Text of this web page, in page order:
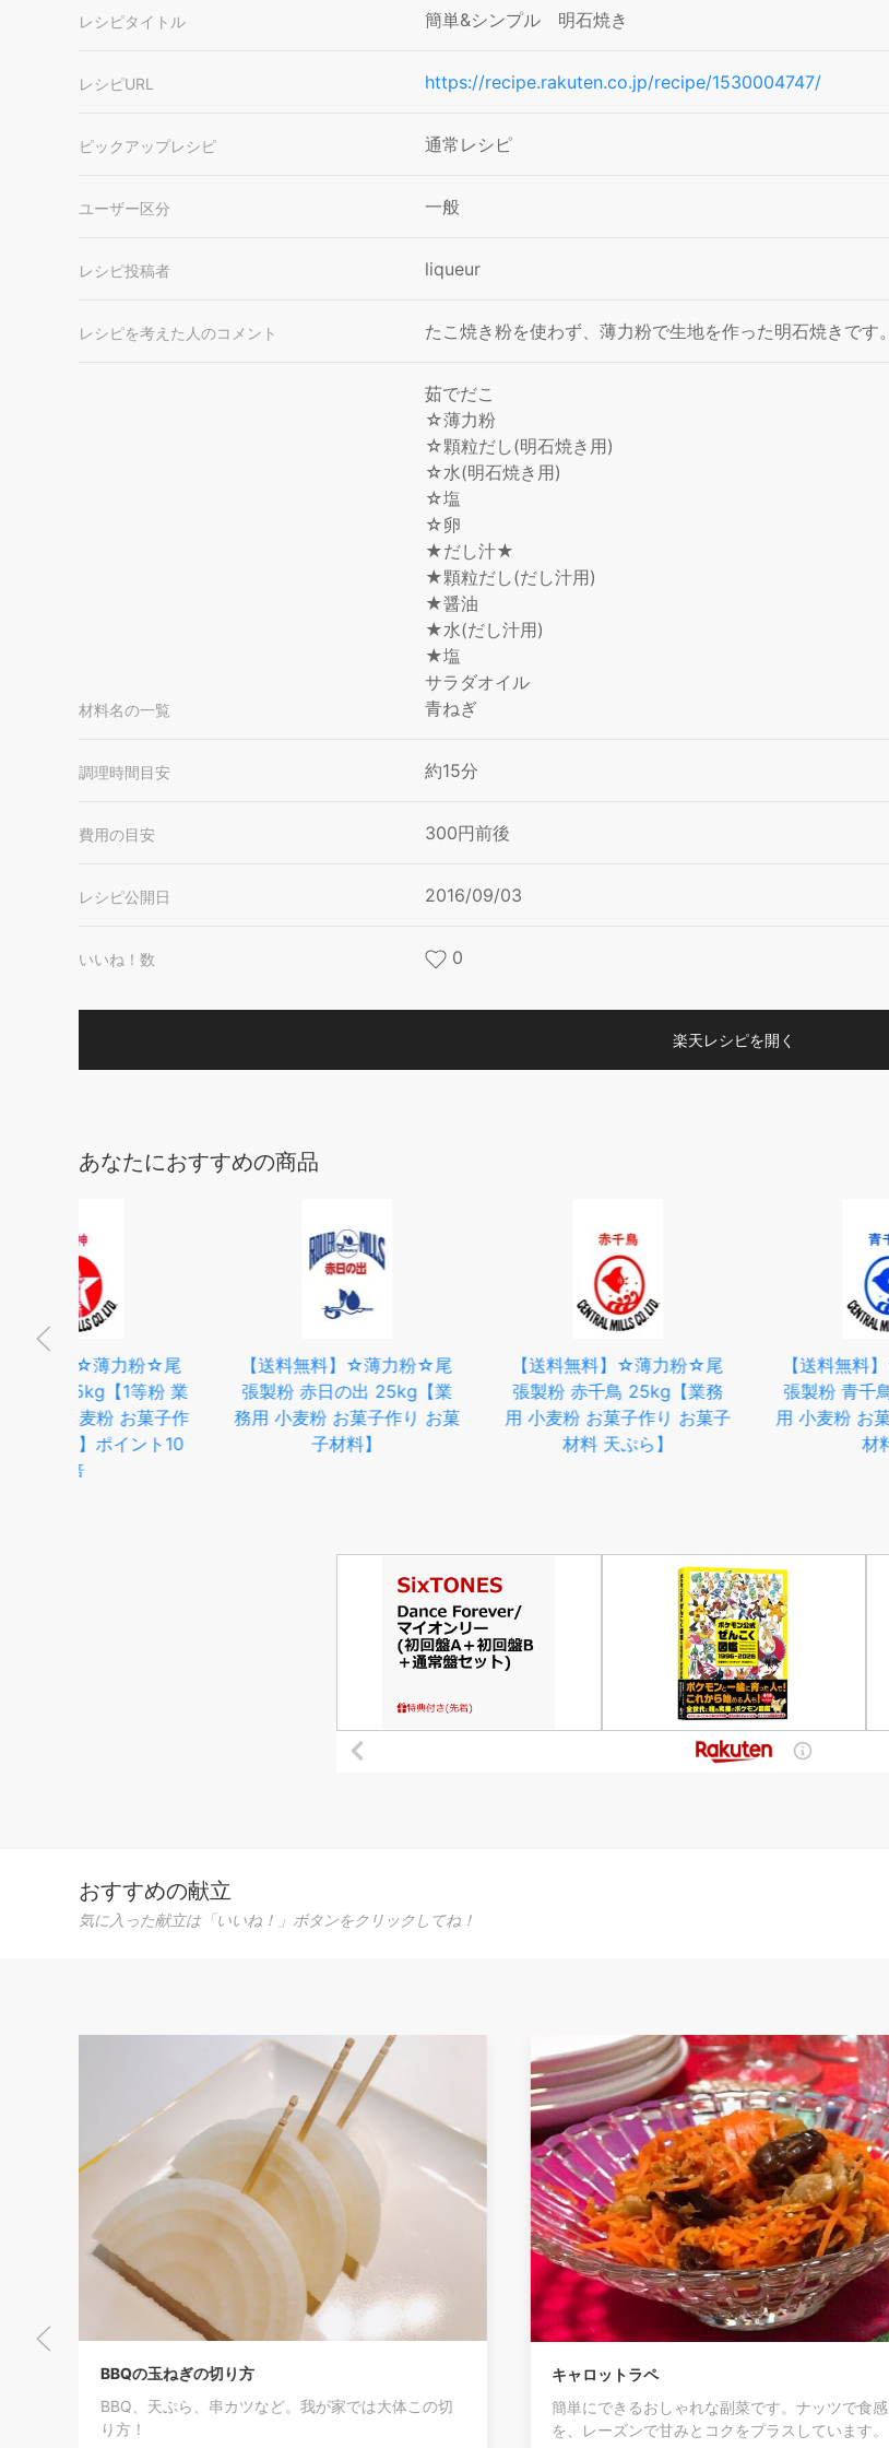
レシピタイトル 簡単&シンプル 明石焼き
レシピURL https://recipe.rakuten.co.jp/recipe/1530004747/
ピックアップレシピ 通常レシピ
ユーザー区分 一般
レシピ投稿者 liqueur
レシピを考えた人のコメント たこ焼き粉を使わず、薄力粉で生地を作った明石焼きです。
材料名の一覧
茹でだこ
☆薄力粉
☆顆粒だし(明石焼き用)
☆水(明石焼き用)
☆塩
☆卵
★だし汁★
★顆粒だし(だし汁用)
★醤油
★水(だし汁用)
★塩
サラダオイル
青ねぎ
調理時間目安 約15分
費用の目安 300円前後
レシピ公開日 2016/09/03
いいね！数 0
楽天レシピを開く
あなたにおすすめの商品
【送料無料】☆薄力粉☆尾
張製粉 赤日の出 25kg【業
務用 小麦粉 お菓子作り お菓
子材料】
【送料無料】☆薄力粉☆尾
張製粉 赤千鳥 25kg【業務
用 小麦粉 お菓子作り お菓子
【送料無料】☆薄力粉☆尾
張製粉 青千鳥 25kg【業務
用 小麦粉 お菓子作り お菓子
おすすめの献立
気に入った献立は「いいね！」ボタンをクリックしてね！
BBQの玉ねぎの切り方
BBQ、天ぷら、串カツなど。我が家では大体この切
り方！
キャロットラペ
簡単にできるおしゃれな副菜です。ナッツで食感
を、レーズンで甘みとコクをプラスしています。